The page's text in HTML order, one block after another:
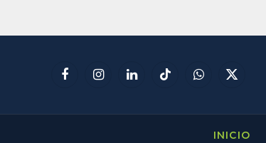
FacebookInstagramLinkedInTikTokWhatsApp
X
INICIO